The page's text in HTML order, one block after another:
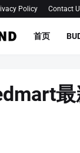
Policy Contact
首页